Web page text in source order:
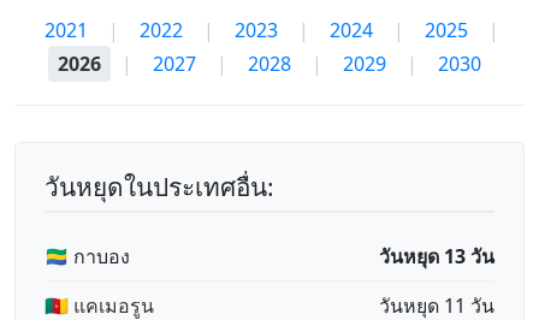
2021 | 2022 | 2023 | 2024 | 2025
|
2026
| 2027 | 2028 | 2029 | 2030
วันหยุดในประเทศอื่น:
🇬🇦 กาบอง
วันหยุด 13 วัน
🇨🇲 แคเมอรูน
วันหยุด 11 วัน